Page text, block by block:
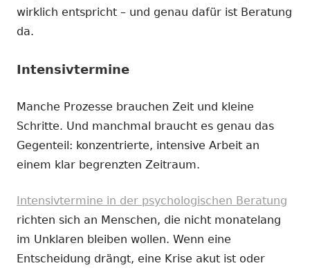
wirklich entspricht – und genau dafür ist Beratung
da.
Intensivtermine
Manche Prozesse brauchen Zeit und kleine
Schritte. Und manchmal braucht es genau das
Gegenteil: konzentrierte, intensive Arbeit an
einem klar begrenzten Zeitraum.
Intensivtermine in der psychologischen Beratung
richten sich an Menschen, die nicht monatelang
im Unklaren bleiben wollen. Wenn eine
Entscheidung drängt, eine Krise akut ist oder